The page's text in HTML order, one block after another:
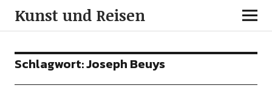
Kunst und Reisen
Schlagwort:Joseph Beuys